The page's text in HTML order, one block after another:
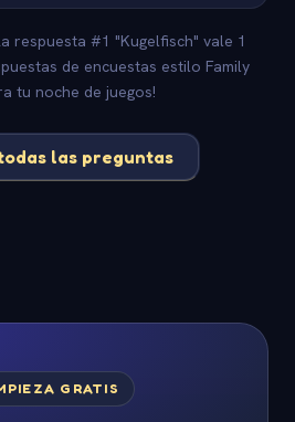
respuesta #1 "Kugelfisch" vale 1
de encuestas estilo Family
tu noche de juegos!
las preguntas
GRATIS